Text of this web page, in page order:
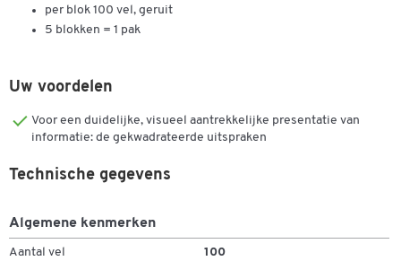
per blok 100 vel, geruit
5 blokken = 1 pak
Uw voordelen
Voor een duidelijke, visueel aantrekkelijke presentatie van
informatie: de gekwadrateerde uitspraken
Technische gegevens
Algemene kenmerken
Aantal vel 100